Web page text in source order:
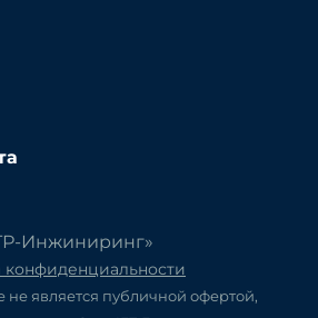
Инжиниринг»
является публичной офертой,